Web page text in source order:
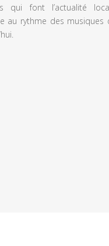
qui font l’actualité
au rythme des musiques